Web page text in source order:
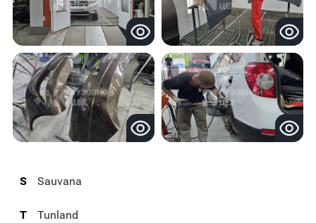
S Sauvana
T Tunland